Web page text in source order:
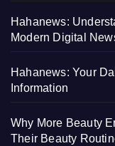
Hahanews:
Modern Digital
Hahanews: Your
Information
Why More Beauty
Their Beauty